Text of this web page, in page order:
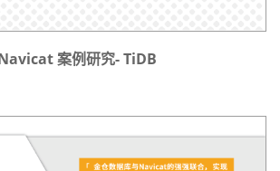
案例研究- TiDB